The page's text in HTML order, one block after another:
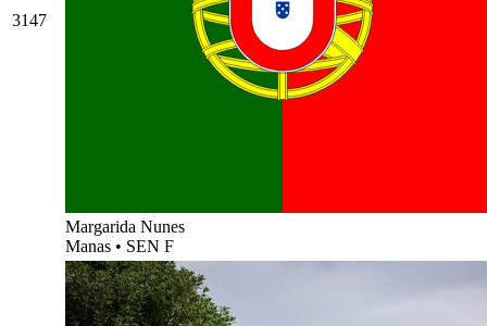
3147
Margarida Nunes
Manas • SEN F